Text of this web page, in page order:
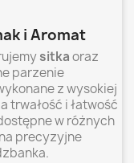
i Aromat
sitkaoraz
parzenie
z wysokiej
trwałość i łatwość
w różnych
precyzyjne